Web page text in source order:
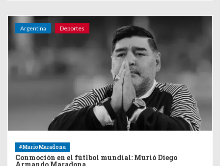
Argentina Deportes
#MurioMaradona
Conmoción en el fútlbol mundial: Murió Diego